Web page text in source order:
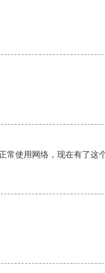
使用网络，现在有了这